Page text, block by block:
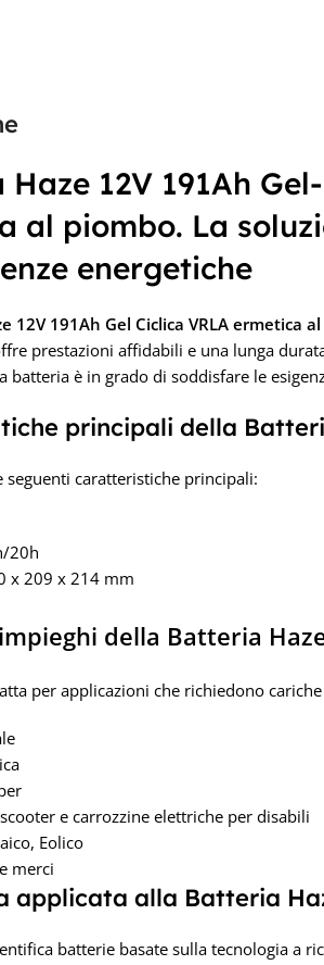
12V 191Ah
al piombo. La
energetiche
12V 191Ah Gel Ciclica VRLA ermetica
prestazioni affidabili e una lunga
batteria è in grado di soddisfare le
principali della
seguenti caratteristiche principali:
20h
x 209 x 214 mm
della Batteria
per applicazioni che richiedono
e carrozzine elettriche per disabili
Eolico
merci
applicata alla Batteria
batterie basate sulla tecnologia a